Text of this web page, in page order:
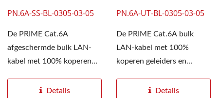
PN.6A-SS-BL-0305-03-05
De PRIME Cat.6A
afgeschermde bulk LAN-
kabel met 100% koperen
overdrachtssnelheden...
Details
PN.6A-UT-BL-0305-03-05
De PRIME Cat.6A bulk
LAN-kabel met 100%
koperen geleiders en
ondersteunt...Details